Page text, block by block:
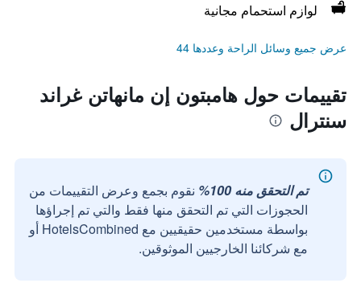
لوازم استحمام مجانية
عرض جميع وسائل الراحة وعددها 44
تقييمات حول هامبتون إن مانهاتن غراند
سنترال
تم التحقق منه 100%
نقوم بجمع وعرض التقييمات من
الحجوزات التي تم التحقق منها فقط والتي تم إجراؤها
بواسطة مستخدمين حقيقيين مع HotelsCombined أو
مع شركائنا الخارجيين الموثوقين.